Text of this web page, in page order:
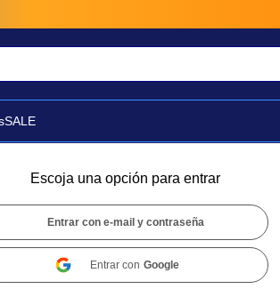
SALE
Escoja una opción para entrar
Entrar con e-mail y contraseña
Entrar con Google